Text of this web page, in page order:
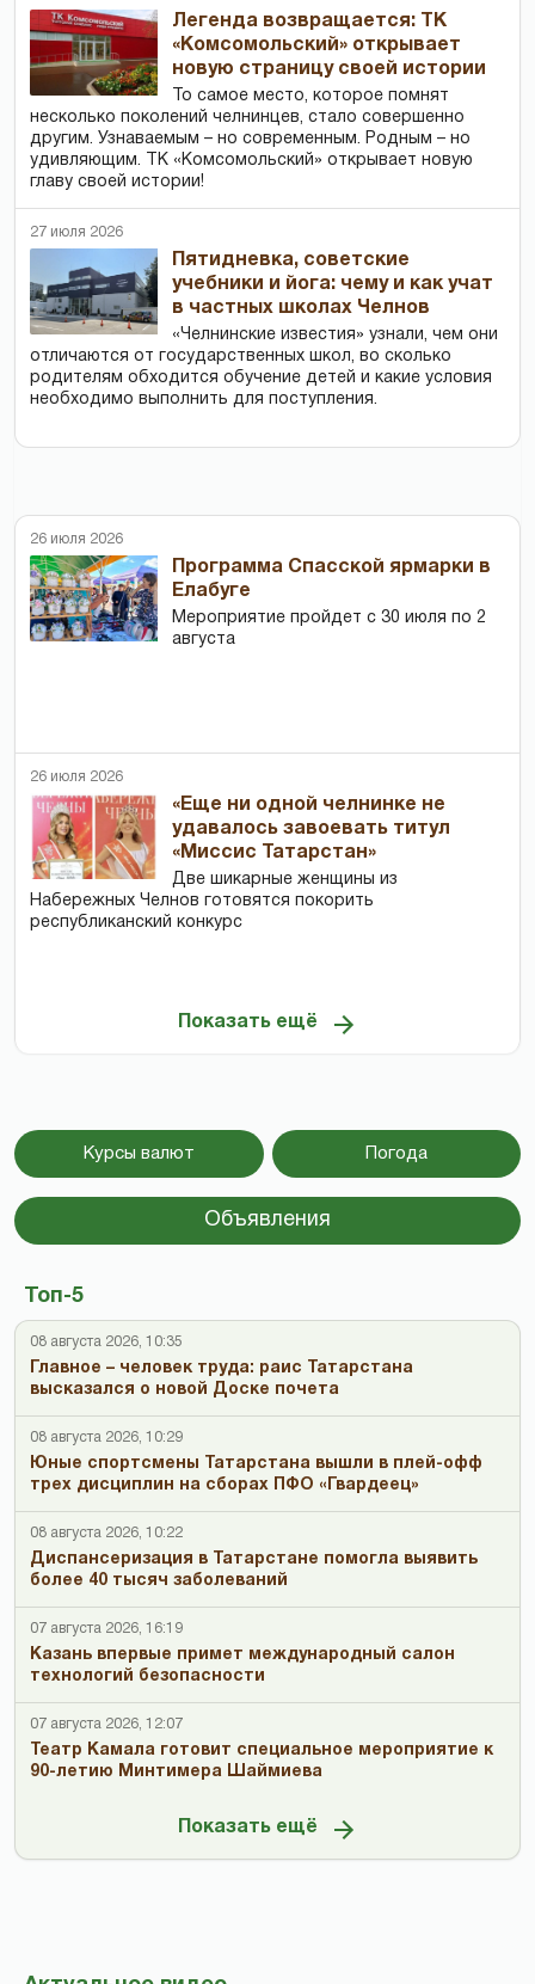
Легенда возвращается: ТК
«Комсомольский» открывает
новую страницу своей истории
То самое место, которое помнят
несколько поколений челнинцев, стало совершенно
другим. Узнаваемым – но современным. Родным – но
удивляющим. ТК «Комсомольский» открывает новую
главу своей истории!
27 июля 2026
Пятидневка, советские
учебники и йога: чему и как учат
в частных школах Челнов
«Челнинские известия» узнали, чем они
отличаются от государственных школ, во сколько
родителям обходится обучение детей и какие условия
необходимо выполнить для поступления.
26 июля 2026
Программа Спасской ярмарки в
Елабуге
Мероприятие пройдет с 30 июля по 2
августа
26 июля 2026
«Еще ни одной челнинке не
удавалось завоевать титул
«Миссис Татарстан»
Две шикарные женщины из
Набережных Челнов готовятся покорить
республиканский конкурс
Показать ещё
Курсы валют Погода
Объявления
Топ-5
08 августа 2026, 10:35
Главное – человек труда: раис Татарстана
высказался о новой Доске почета
08 августа 2026, 10:29
Юные спортсмены Татарстана вышли в плей-офф
трех дисциплин на сборах ПФО «Гвардеец»
08 августа 2026, 10:22
Диспансеризация в Татарстане помогла выявить
более 40 тысяч заболеваний
07 августа 2026, 16:19
Казань впервые примет международный салон
технологий безопасности
07 августа 2026, 12:07
Театр Камала готовит специальное мероприятие к
90-летию Минтимера Шаймиева
Показать ещё